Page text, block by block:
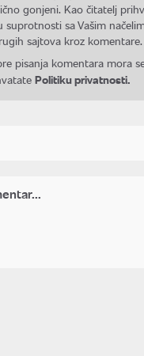
gonjeni. Kao čitatelj
sa Vašim
sajtova kroz komentare.
pisanja komentara mora
Politiku privatnosti.